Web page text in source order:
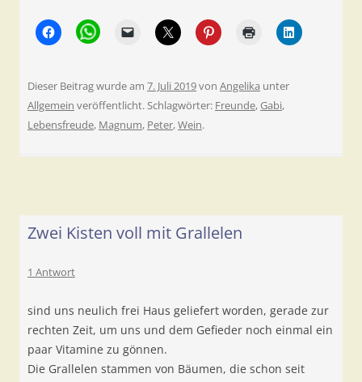
Dieser Beitrag wurde am 7. Juli 2019von Angelika unter
Allgemein veröffentlicht. Schlagwörter: Freunde, Gabi,
Lebensfreude, Magnum, Peter,Wein.
Zwei Kisten voll mit Grallelen
1 Antwort
sind uns neulich frei Haus geliefert worden, gerade zur
rechten Zeit, um uns und dem Gefieder noch einmal ein
paar Vitamine zu gönnen.
Die Grallelen stammen von Bäumen, die schon seit